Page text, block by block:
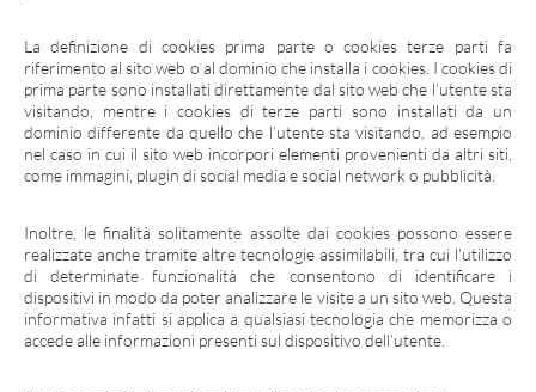
La definizione di cookies prima parte o cookies terze parti fa
riferimento al sito web o al dominio che installa i cookies. I cookies di
prima parte sono installati direttamente dal sito web che l’utente sta
visitando, mentre i cookies di terze parti sono installati da un
dominio differente da quello che l’utente sta visitando, ad esempio
nel caso in cui il sito web incorpori elementi provenienti da altri siti,
come immagini, plugin di social media e social network o pubblicità.
Inoltre, le finalità solitamente assolte dai cookies possono essere
realizzate anche tramite altre tecnologie assimilabili, tra cui l’utilizzo
di determinate funzionalità che consentono di identificare i
dispositivi in modo da poter analizzare le visite a un sito web. Questa
informativa infatti si applica a qualsiasi tecnologia che memorizza o
accede alle informazioni presenti sul dispositivo dell’utente.